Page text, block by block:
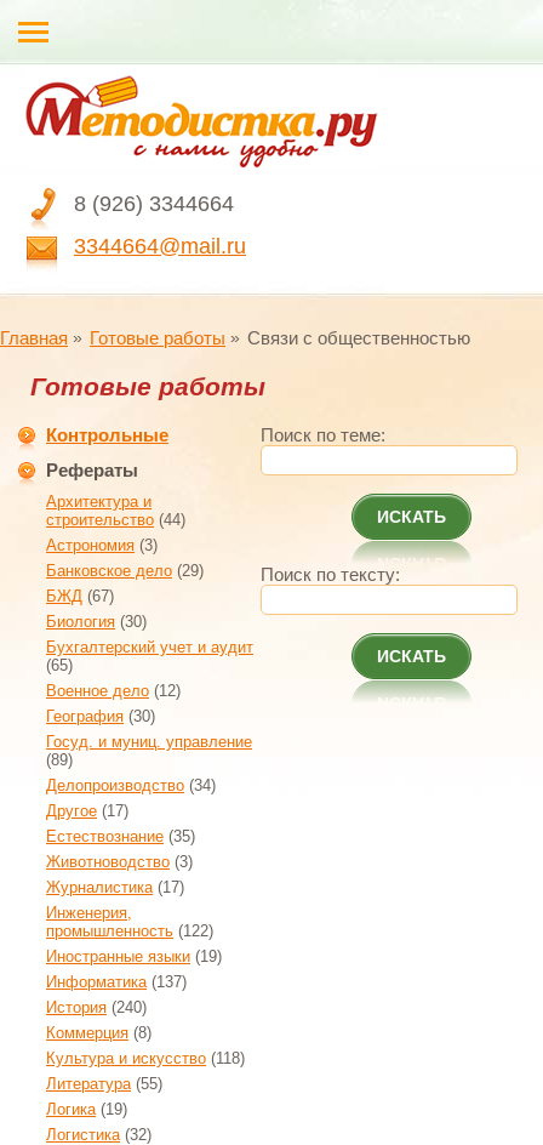
8 (926) 3344664
3344664@mail.ru
Главная Готовые работы Связи с общественностью
Готовые работы
Контрольные
Рефераты
Архитектура и
строительство (44)
Астрономия (3)
Банковское дело (29)
БЖД (67)
Биология (30)
Бухгалтерский учет и аудит
(65)
Военное дело (12)
География (30)
Госуд. и муниц. управление
(89)
Делопроизводство (34)
Другое (17)
Естествознание (35)
Животноводство (3)
Журналистика(17)
Инженерия,
промышленность (122)
Иностранные языки (19)
Информатика(137)
История (240)
Коммерция (8)
Культура и искусство (118)
Литература(55)
Логика(19)
Логистика(32)
Поиск по теме:
ИСКАТЬ
Поиск по тексту:
ИСКАТЬ